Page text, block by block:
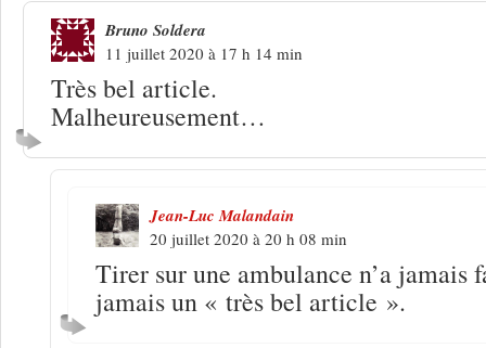
Bruno Soldera
11 juillet 2020 à 17 h 14 min
Très bel article.
Malheureusement…
Jean-Luc Malandain
20 juillet 2020 à 20 h 08 min
Tirer sur une ambulance n’a jamais
jamais un « très bel article ».